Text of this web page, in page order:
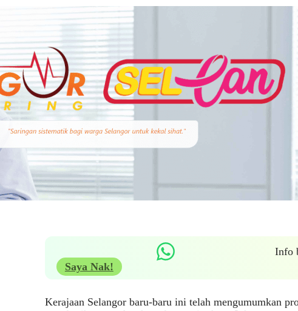
Info
Saya Nak!
Kerajaan Selangor baru-baru ini telah mengumumkan